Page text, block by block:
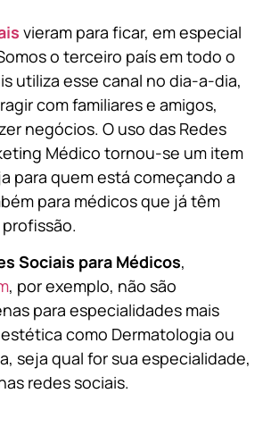
vieram para ficar, em especial
o terceiro país em todo o
utiliza esse canal no dia-a-dia,
com familiares e amigos,
negócios. O uso das Redes
Médico tornou-se um item
para quem está começando a
para médicos que já têm
Sociais para Médicos,
, por exemplo, não são
para especialidades mais
como Dermatologia ou
seja qual for sua especialidade,
redes sociais.